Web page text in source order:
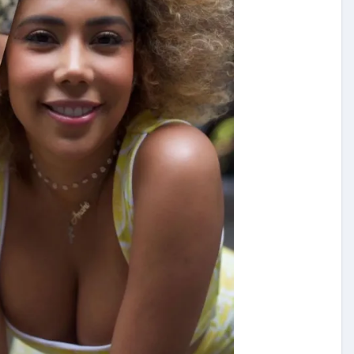
de
carolina Sandoval
¡EXCLUSIVA! Revelamos la
verdad detrás del divorcio de
Carolina Sandoval y Nick
Hernández